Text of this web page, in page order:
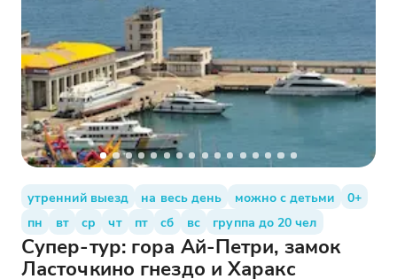
утренний выезд на весь день можно с детьми
0+
пн
вт ср чт пт сб вс группа до 20 чел
Супер-тур: гора Ай-Петри, замок
Ласточкино гнездо и Харакс